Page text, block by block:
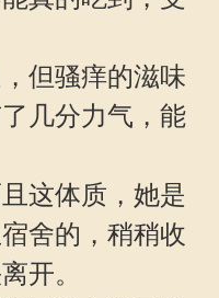
但骚痒的滋味
几分力气，能
这体质，她是
舍的，稍稍收
开。